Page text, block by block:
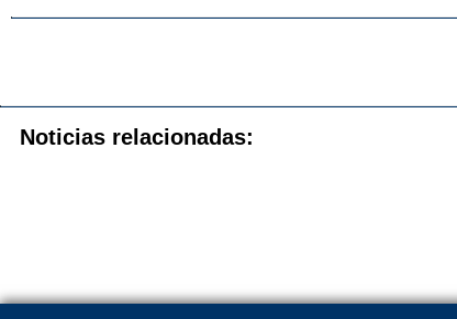
Noticias relacionadas: